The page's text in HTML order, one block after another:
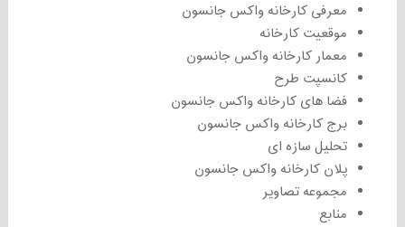
معرفی کارخانه واکس جانسون
موقعیت کارخانه
معمار کارخانه واکس جانسون
کانسپت طرح
فضا های کارخانه واکس جانسون
برج کارخانه واکس جانسون
تحلیل سازه‌ ای
پلان کارخانه واکس جانسون
مجموعه تصاویر
منابع